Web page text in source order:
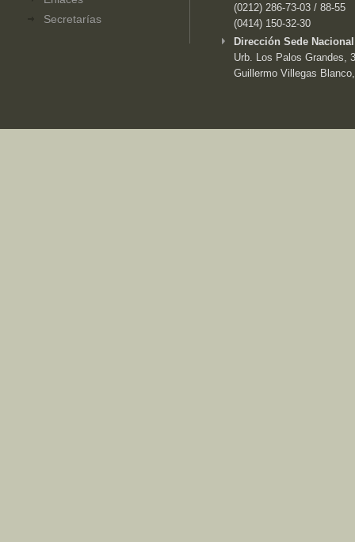
Secretarías
(0212) 286-73-03 / 88-55
(0414) 150-32-30
Dirección Sede
Urb. Los Palos Grandes,
Guillermo Villegas